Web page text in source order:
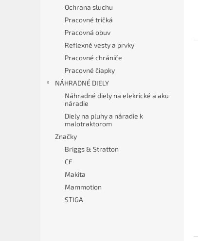
Ochrana sluchu
Pracovné tričká
Pracovná obuv
Reflexné vesty a prvky
Pracovné chrániče
Pracovné čiapky
NÁHRADNÉ DIELY
Náhradné diely na elekrické a aku
náradie
Diely na pluhy a náradie k
malotraktorom
Značky
Briggs & Stratton
CF
Makita
Mammotion
STIGA